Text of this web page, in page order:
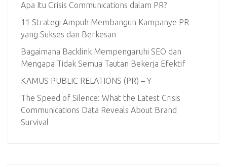
Apa Itu Crisis Communications dalam PR?
11 Strategi Ampuh Membangun Kampanye PR
yang Sukses dan Berkesan
Bagaimana Backlink Mempengaruhi SEO dan
Mengapa Tidak Semua Tautan Bekerja Efektif
KAMUS PUBLIC RELATIONS (PR) – Y
The Speed of Silence: What the Latest Crisis
Communications Data Reveals About Brand
Survival